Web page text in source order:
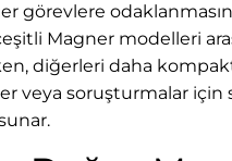
görevlere
Magner modelleri
diğerleri daha
veya soruşturmalar için